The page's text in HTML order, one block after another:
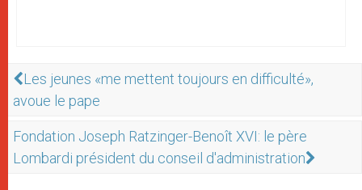
Les jeunes «me mettent toujours en difficulté»,
avoue le pape
Fondation Joseph Ratzinger-Benoît XVI: le père
Lombardi président du conseil d'administration